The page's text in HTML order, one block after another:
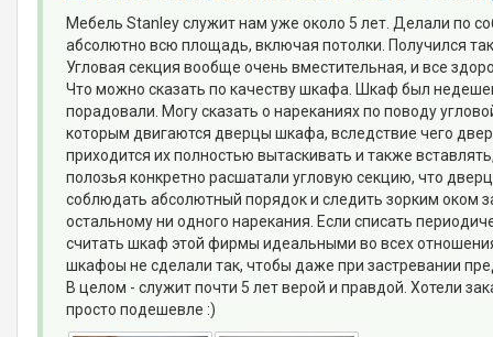
Мебель Stanley служит нам уже около 5 лет. Делали по
абсолютно всю площадь, включая потолки. Получился
Угловая секция вообще очень вместительная, и все
Что можно сказать по качеству шкафа. Шкаф был
порадовали. Могу сказать о нареканиях по поводу
которым двигаются дверцы шкафа, вследствие чего
приходится их полностью вытаскивать и также
полозья конкретно расшатали угловую секцию, что
соблюдать абсолютный порядок и следить зорким оком
остальному ни одного нарекания. Если списать
считать шкаф этой фирмы идеальными во всех
шкафоы не сделали так, чтобы даже при застревании
В целом - служит почти 5 лет верой и правдой. Хотели
просто подешевле :)